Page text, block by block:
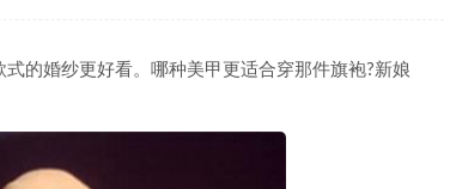
婚纱更好看。哪种美甲更适合穿那件旗袍?新娘